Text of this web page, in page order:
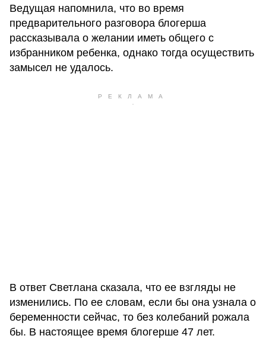
Ведущая напомнила, что во время
предварительного разговора блогерша
рассказывала о желании иметь общего с
избранником ребенка, однако тогда осуществить
замысел не удалось.
В ответ Светлана сказала, что ее взгляды не
изменились. По ее словам, если бы она узнала о
беременности сейчас, то без колебаний рожала
бы. В настоящее время блогерше 47 лет.